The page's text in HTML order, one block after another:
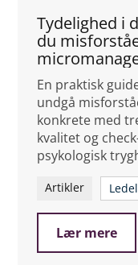
Tydelighed i
du
En praktisk
undgå
konkrete med
kvalitet og
psykologisk
Artikler
Lær mere